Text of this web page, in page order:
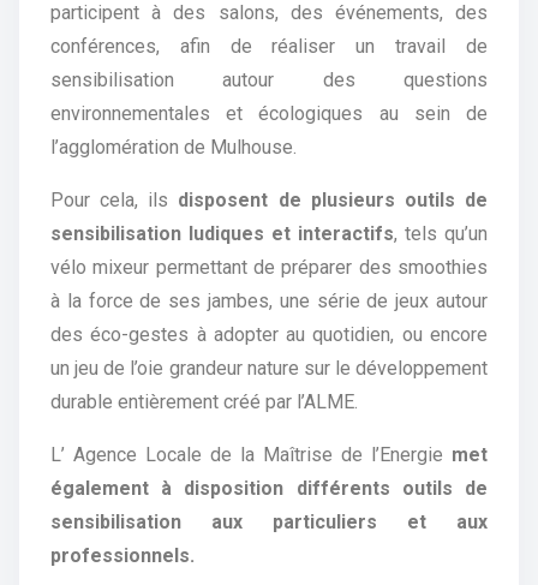
participent à des salons, des événements, des
conférences, afin de réaliser un travail de
sensibilisation autour des questions
environnementales et écologiques au sein de
l’agglomération de Mulhouse.
Pour cela, ils disposent de plusieurs outils de
sensibilisation ludiques et interactifs, tels qu’un
vélo mixeur permettant de préparer des smoothies
à la force de ses jambes, une série de jeux autour
des éco-gestes à adopter au quotidien, ou encore
un jeu de l’oie grandeur nature sur le développement
durable entièrement créé par l’ALME.
L’ Agence Locale de la Maîtrise de l’Energie met
également à disposition différents outils de
sensibilisation aux particuliers et aux
professionnels.